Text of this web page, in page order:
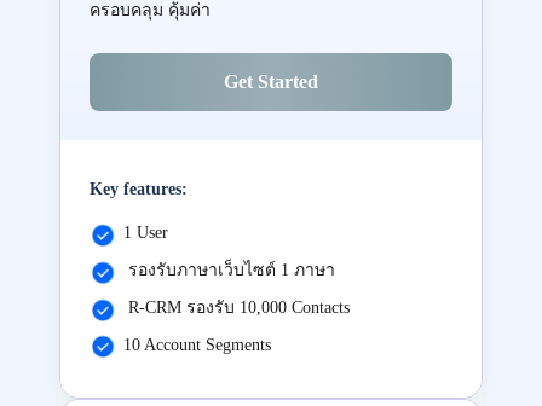
ครอบคลุม คุ้มค่า
Get Started
Key features:
1 User
รองรับภาษาเว็บไซต์ 1 ภาษา
R-CRM รองรับ 10,000 Contacts
10 Account Segments